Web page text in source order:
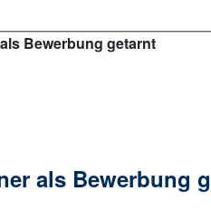
Bewerbung getarnt
als Bewerbung